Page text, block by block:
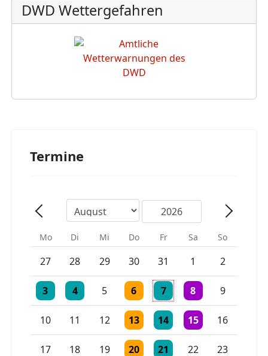
DWD Wettergefahren
Termine
Mo Di Mi Do Fr Sa So
27 28 29 30
Einzelne Veranstaltung
31
Einzelne Veranstaltung
1 2
3
Einzelne Veranstaltung
4
Einzelne Veranstaltung
5 6
Einzelne Veranstaltung
7
Einzelne Veranstaltung
8
2 Veranstaltungen
9
10 11 12 13
Einzelne Veranstaltung
14
Einzelne Veranstaltung
15
Einzelne16
17 18 19 20
Einzelne Veranstaltung
21
Einzelne Veranstaltung
22 23